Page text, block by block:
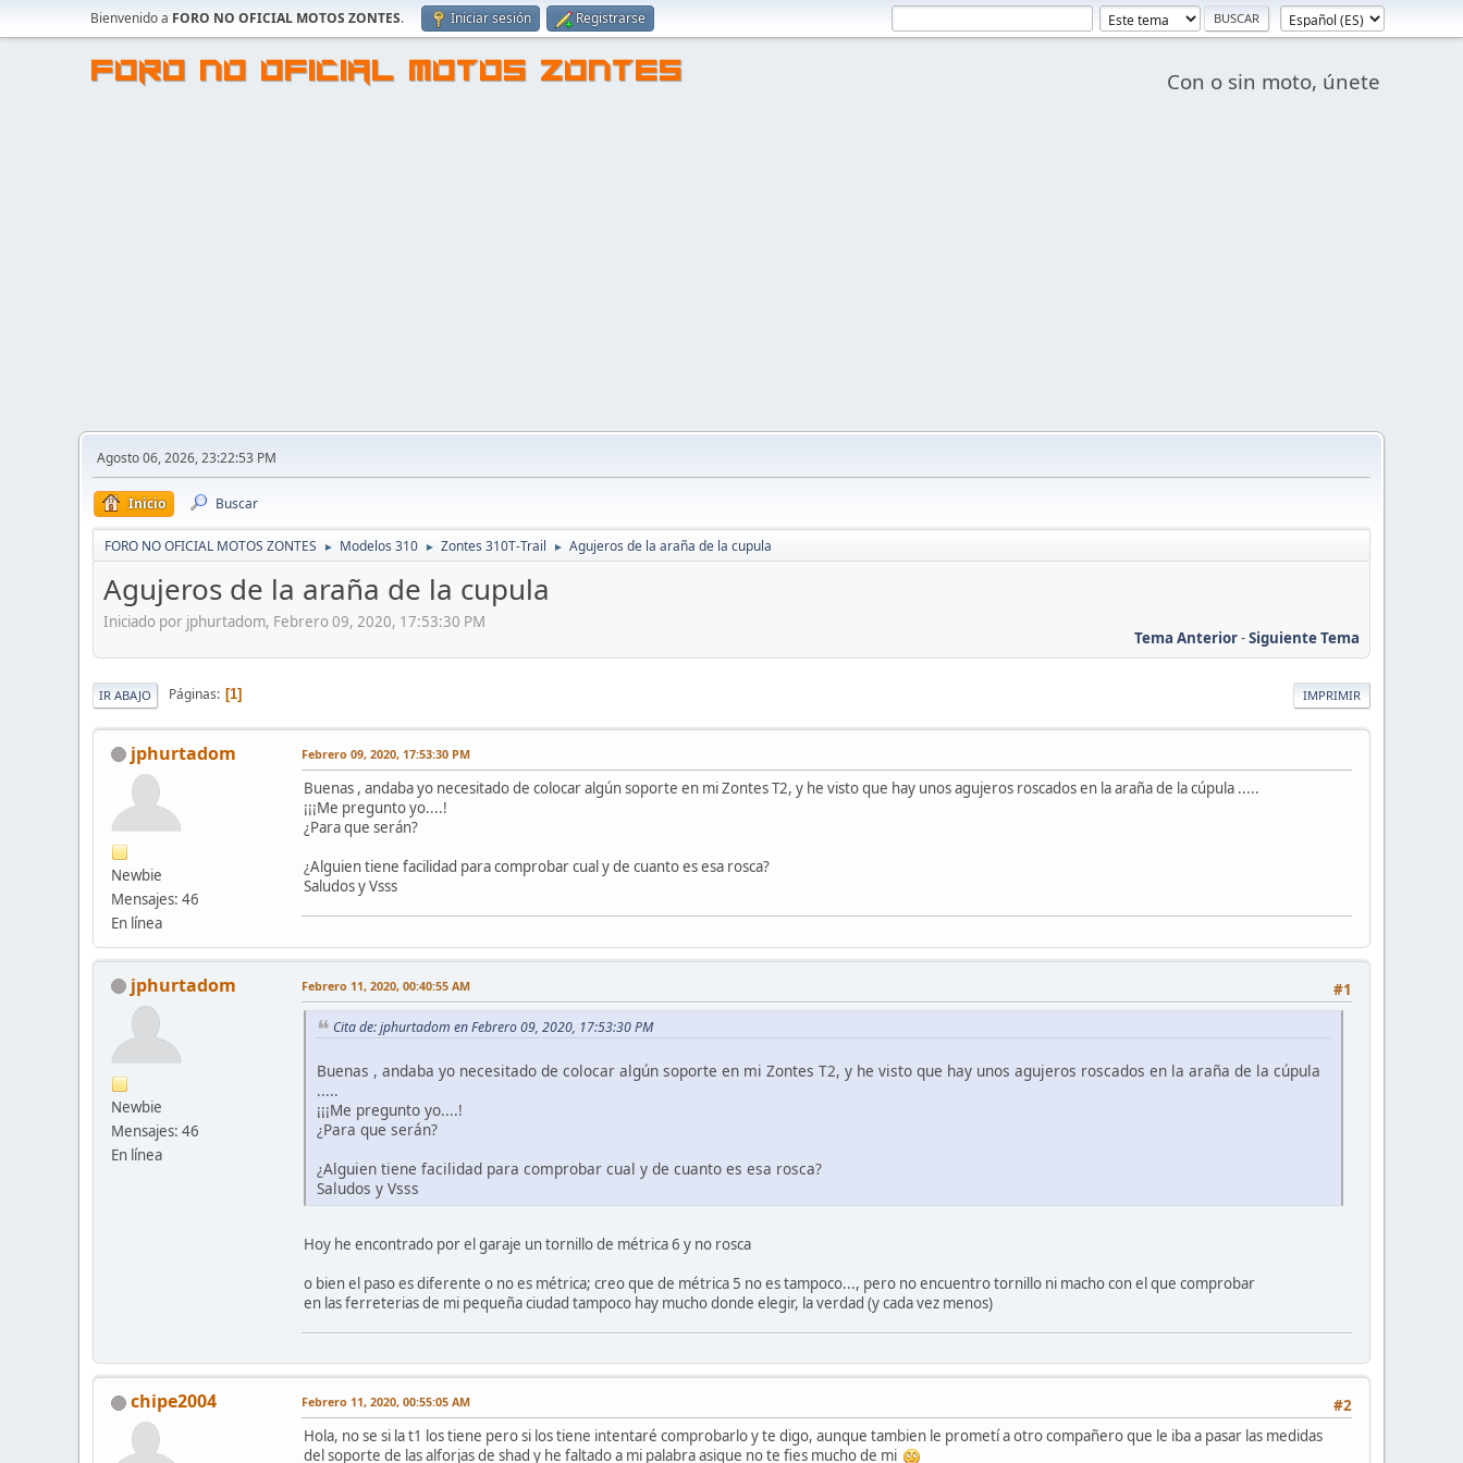
Bienvenido a FORO NO OFICIAL MOTOS ZONTES. Iniciar sesión Registrarse
FORO NO OFICIAL MOTOS ZONTES Con o sin moto, únete
Agosto 06, 2026, 23:22:53 PM
Inicio Buscar
FORO NO OFICIAL MOTOS ZONTES ► Modelos 310 ► Zontes 310T-Trail ► Agujeros de la araña de la cupula
Agujeros de la araña de la cupula
Iniciado por jphurtadom, Febrero 09, 2020, 17:53:30 PM
Tema Anterior-Siguiente Tema
IMPRIMIR
IR ABAJO Páginas 1
jphurtadom
Newbie
Mensajes: 46
En línea
Febrero 09, 2020, 17:53:30 PM
Buenas , andaba yo necesitado de colocar algún soporte en mi Zontes T2, y he visto que hay unos agujeros roscados en la araña de la cúpula .....
¡¡¡Me pregunto yo....!
¿Para que serán?
¿Alguien tiene facilidad para comprobar cual y de cuanto es esa rosca?
Saludos y Vsss
jphurtadom
Newbie
Mensajes: 46
En línea
#1
Febrero 11, 2020, 00:40:55 AM
Cita de: jphurtadom en Febrero 09, 2020, 17:53:30 PM
Buenas , andaba yo necesitado de colocar algún soporte en mi Zontes T2, y he visto que hay unos agujeros roscados en la araña de la cúpula
.....
¡¡¡Me pregunto yo....!
¿Para que serán?
¿Alguien tiene facilidad para comprobar cual y de cuanto es esa rosca?
Saludos y Vsss
Hoy he encontrado por el garaje un tornillo de métrica 6 y no rosca
o bien el paso es diferente o no es métrica; creo que de métrica 5 no es tampoco..., pero no encuentro tornillo ni macho con el que comprobar
en las ferreterias de mi pequeña ciudad tampoco hay mucho donde elegir, la verdad (y cada vez menos)
chipe2004 #2
Febrero 11, 2020, 00:55:05 AM
Hola, no se si la t1 los tiene pero si los tiene intentaré comprobarlo y te digo, aunque tambien le prometí a otro compañero que le iba a pasar las medidas
del soporte de las alforjas de shad y he faltado a mi palabra asique no te fies mucho de mi